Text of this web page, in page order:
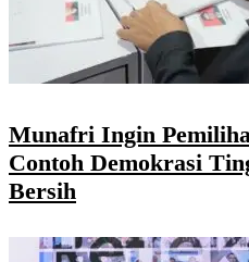
Munafri Ingin
Contoh Demokrasi
Bersih